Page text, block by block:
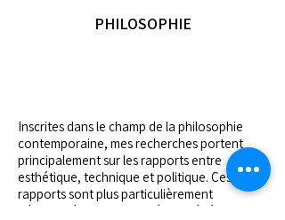
PHILOSOPHIE
​​Inscrites dans le champ de la philosophie
contemporaine, mes recherches portent
principalement sur les rapports entre
esthétique, technique et politique. Ces
rapports sont plus particulièrement
développés selon une théorie générale